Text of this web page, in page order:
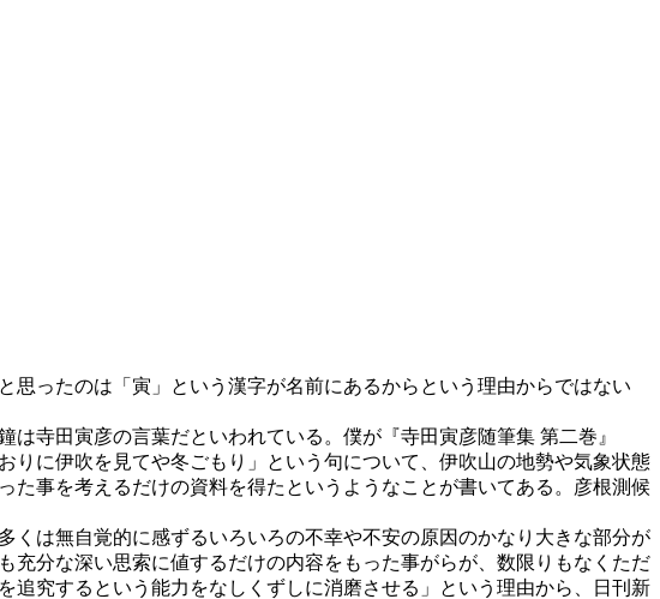
ったのは「寅」という漢字が名前にあるからという理由からではない
寺田寅彦の言葉だといわれている。僕が『寺田寅彦随筆集 第二巻』
りに伊吹を見てや冬ごもり」という句について、伊吹山の地勢や気象状態
事を考えるだけの資料を得たというようなことが書いてある。彦根測候
は無自覚的に感ずるいろいろの不幸や不安の原因のかなり大きな部分が
充分な深い思索に値するだけの内容をもった事がらが、数限りもなくただ
究するという能力をなしくずしに消磨させる」という理由から、日刊新